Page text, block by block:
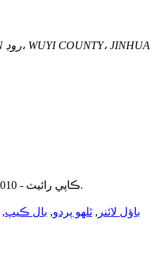
© ڪاپي رائيٽ - 2010-2023: سڀ حق محفوظ آهن.
باؤل لائنر , ٿلهو پردو, بال ڪيپ,